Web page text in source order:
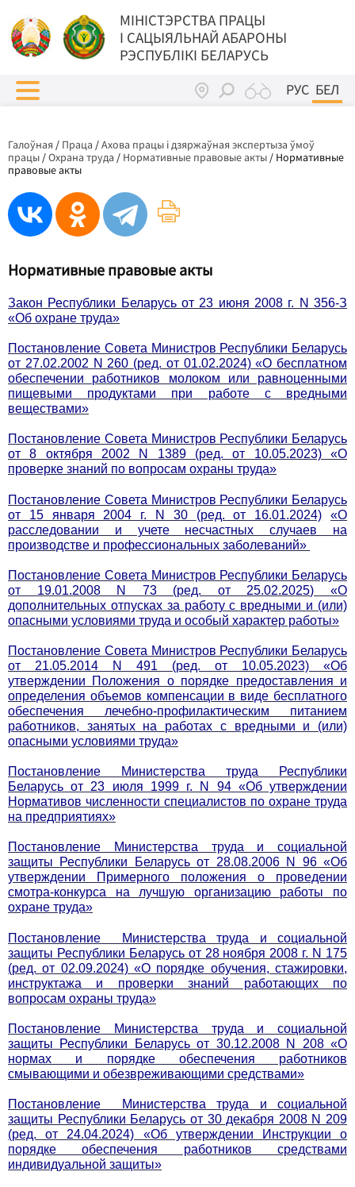
МIНIСТЭРСТВА ПРАЦЫ
I САЦЫЯЛЬНАЙ АБАРОНЫ
РЭСПУБЛІКІ БЕЛАРУСЬ
РУС БЕЛ
Галоўная / Праца /Ахова працы і дзяржаўная экспертыза ўмоў
працы /Охрана труда / Нормативные правовые акты / Нормативные
правовые акты
Нормативные правовые акты
Закон Республики Беларусь от 23 июня 2008 г. N 356-З
«Об охране труда»
Постановление Совета Министров Республики Беларусь
от 27.02.2002 N 260 (ред. от 01.02.2024) «О бесплатном
обеспечении работников молоком или равноценными
пищевыми продуктами при работе с вредными
веществами»
Постановление Совета Министров Республики Беларусь
от 8 октября 2002 N 1389 (ред. от 10.05.2023) «О
проверке знаний по вопросам охраны труда»
Постановление Совета Министров Республики Беларусь
от 15 января 2004 г. N 30 (ред. от 16.01.2024)
«О
расследовании и учете несчастных случаев на
производстве и профессиональных заболеваний»
Постановление Совета Министров Республики Беларусь
от 19.01.2008 N 73 (ред. от 25.02.2025) «О
дополнительных отпусках за работу с вредными и (или)
опасными условиями труда и особый характер работы»
Постановление Совета Министров Республики Беларусь
от 21.05.2014 N 491 (ред. от 10.05.2023) «Об
утверждении Положения о порядке предоставления и
определения объемов компенсации в виде бесплатного
обеспечения лечебно-профилактическим питанием
работников, занятых на работах с вредными и (или)
опасными условиями труда»
Постановление Министерства труда Республики
Беларусь от 23 июля 1999 г. N 94 «Об утверждении
Нормативов численности специалистов по охране труда
на предприятиях»
Постановление Министерства труда и социальной
защиты Республики Беларусь от 28.08.2006 N 96 «Об
утверждении Примерного положения о проведении
смотра-конкурса на лучшую организацию работы по
охране труда»
Постановление Министерства труда и социальной
защиты Республики Беларусь от 28 ноября 2008 г. N 175
(ред. от 02.09.2024) «О порядке обучения, стажировки,
инструктажа и проверки знаний работающих по
вопросам охраны труда»
Постановление Министерства труда и социальной
защиты Республики Беларусь от 30.12.2008 N 208 «О
нормах и порядке обеспечения работников
смывающими и обезвреживающими средствами»
Постановление Министерства труда и социальной
защиты Республики Беларусь от 30 декабря 2008 N 209
(ред. от 24.04.2024) «Об утверждении Инструкции о
порядке обеспечения работников средствами
индивидуальной защиты»